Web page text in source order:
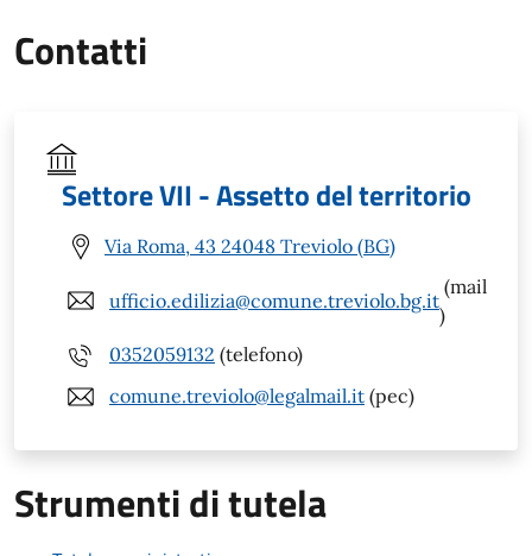
Contatti
Settore VII - Assetto del territorio
Via Roma, 43 24048 Treviolo (BG)
ufficio.edilizia@comune.treviolo.bg.it
(mail
)
0352059132 (telefono)
comune.treviolo@legalmail.it (pec)
Strumenti di tutela